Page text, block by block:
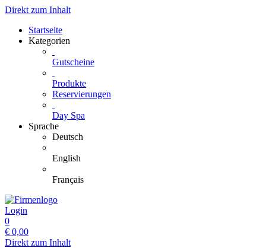
Direkt zum Inhalt
Startseite
Kategorien
Gutscheine
Produkte
Reservierungen
Day Spa
Sprache
Deutsch
English
Français
Login
0
€ 0,00
Direkt zum Inhalt